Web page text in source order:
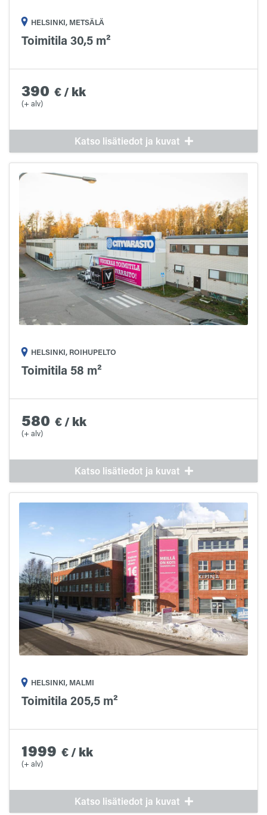
HELSINKI, METSÄLÄ
Toimitila 30,5 m²
390 €/kk
(+ alv)
Katso lisätiedot ja kuvat
HELSINKI, ROIHUPELTO
Toimitila 58 m²
580 €/kk
(+ alv)
Katso lisätiedot ja kuvat
HELSINKI, MALMI
Toimitila 205,5 m²
1999 €/kk
(+ alv)
Katso lisätiedot ja kuvat